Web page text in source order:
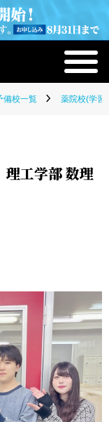
備校一覧 薬院校(学習
理工学部 数理